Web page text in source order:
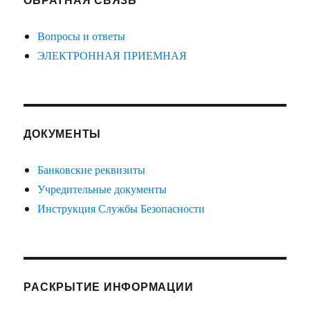
Вопросы и ответы
ЭЛЕКТРОННАЯ ПРИЕМНАЯ
ДОКУМЕНТЫ
Банковские реквизиты
Учредительные документы
Инструкция Службы Безопасности
РАСКРЫТИЕ ИНФОРМАЦИИ